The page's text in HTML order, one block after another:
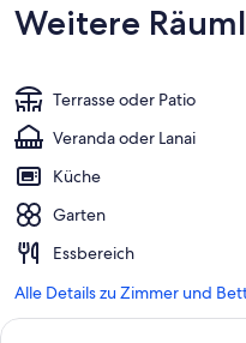
Weitere
Terrasse oder Patio
Veranda oder Lanai
Küche
Garten
Essbereich
Alle Details zu Zimmer und